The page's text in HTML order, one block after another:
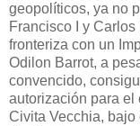
geopolíticos, ya no
Francisco I y
fronteriza con un
Odilon Barrot, a
convencido,
autorización para el
Civita Vecchia,